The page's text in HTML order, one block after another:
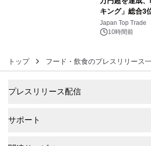
キング」総合3
浴シンギングボ
ズ（XL・2XL・
Japan Top Trade
10時間前
トップ フード・飲食のプレスリリース
プレスリリース配信
サポート